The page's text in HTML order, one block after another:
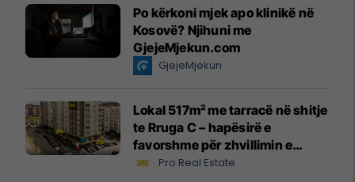
Po kërkoni mjek apo klinikë në
Kosovë? Njihuni me
GjejeMjekun.com
GjejeMjekun
Lokal 517m² me tarracë në shitje
te Rruga C – hapësirë e
favorshme për zhvillimin e
biznesit #15796
Pro Real Estate